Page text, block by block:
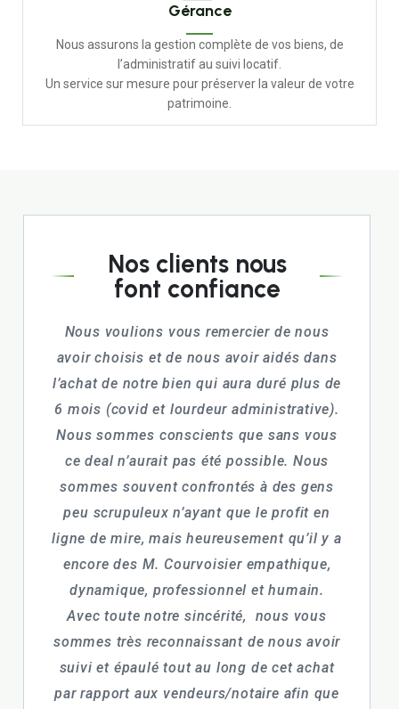
Gérance
Nous assurons la gestion complète de vos biens, de
l’administratif au suivi locatif.
Un service sur mesure pour préserver la valeur de votre
patrimoine.
Nos clients nous
font confiance
Nous voulions vous remercier de nous
avoir choisis et de nous avoir aidés dans
l’achat de notre bien qui aura duré plus de
6 mois (covid et lourdeur administrative).
Nous sommes conscients que sans vous
ce deal n’aurait pas été possible. Nous
sommes souvent confrontés à des gens
peu scrupuleux n’ayant que le profit en
ligne de mire, mais heureusement qu’il y a
encore des M. Courvoisier empathique,
dynamique, professionnel et humain.
Avec toute notre sincérité, nous vous
sommes très reconnaissant de nous avoir
suivi et épaulé tout au long de cet achat
par rapport aux vendeurs/notaire afin que